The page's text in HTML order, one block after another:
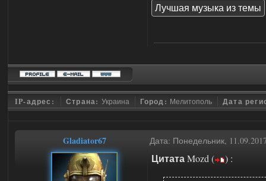
Лучшая музыка из темы
IP-адрес: Страна: Украина Город: Мелитополь Дата
Gladiator67 Дата: Понедельник,
ЦитатаMozd ( ) :